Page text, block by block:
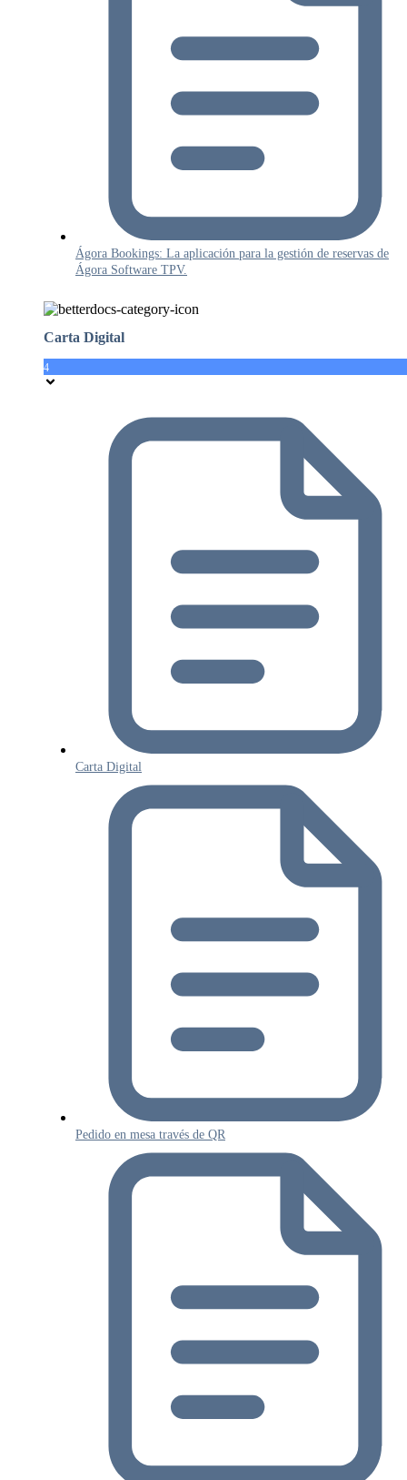
Ágora Bookings: La aplicación para la gestión de reservas de
Ágora Software TPV.
Carta Digital
4
Carta Digital
Pedido en mesa través de QR